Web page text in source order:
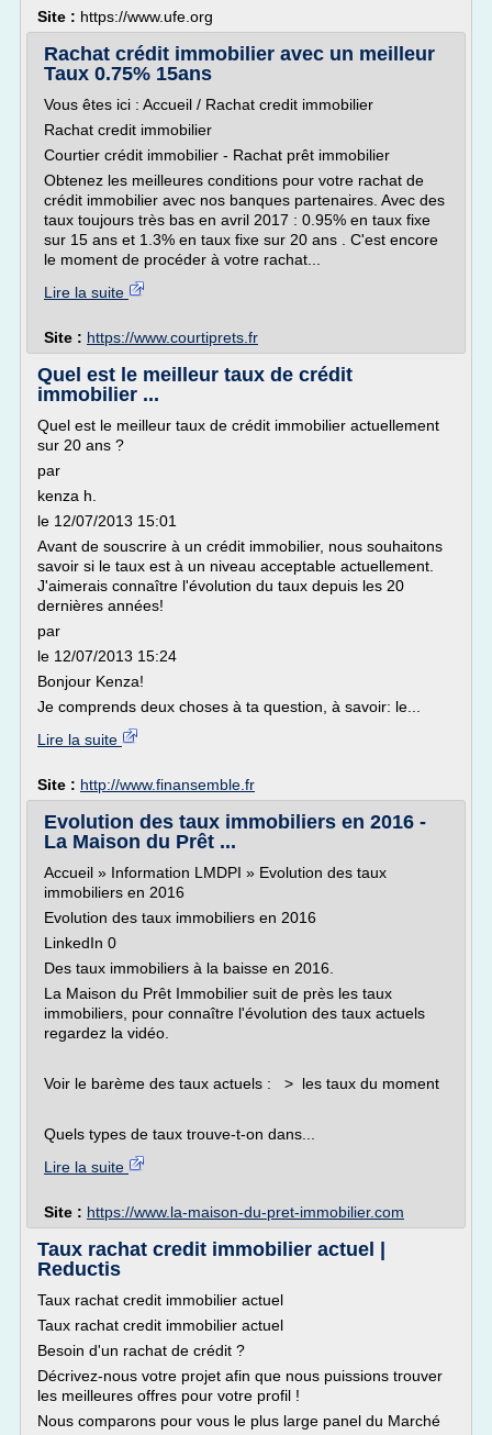
Site : https://www.ufe.org
Rachat crédit immobilier avec un meilleur
Taux 0.75% 15ans
Vous êtes ici : Accueil / Rachat credit immobilier
Rachat credit immobilier
Courtier crédit immobilier - Rachat prêt immobilier
Obtenez les meilleures conditions pour votre rachat de
crédit immobilier avec nos banques partenaires. Avec des
taux toujours très bas en avril 2017 : 0.95% en taux fixe
sur 15 ans et 1.3% en taux fixe sur 20 ans . C'est encore
le moment de procéder à votre rachat...
Lire la suite
Site : https://www.courtiprets.fr
Quel est le meilleur taux de crédit
immobilier ...
Quel est le meilleur taux de crédit immobilier actuellement
sur 20 ans ?
par
kenza h.
le 12/07/2013 15:01
Avant de souscrire à un crédit immobilier, nous souhaitons
savoir si le taux est à un niveau acceptable actuellement.
J'aimerais connaître l'évolution du taux depuis les 20
dernières années!
par
le 12/07/2013 15:24
Bonjour Kenza!
Je comprends deux choses à ta question, à savoir: le...
Lire la suite
Site : http://www.finansemble.fr
Evolution des taux immobiliers en 2016 -
La Maison du Prêt ...
Accueil » Information LMDPI » Evolution des taux
immobiliers en 2016
Evolution des taux immobiliers en 2016
LinkedIn 0
Des taux immobiliers à la baisse en 2016.
La Maison du Prêt Immobilier suit de près les taux
immobiliers, pour connaître l'évolution des taux actuels
regardez la vidéo.
Voir le barème des taux actuels : > les taux du moment
Quels types de taux trouve-t-on dans...
Lire la suite
Site : https://www.la-maison-du-pret-immobilier.com
Taux rachat credit immobilier actuel |
Reductis
Taux rachat credit immobilier actuel
Taux rachat credit immobilier actuel
Besoin d'un rachat de crédit ?
Décrivez-nous votre projet afin que nous puissions trouver
les meilleures offres pour votre profil !
Nous comparons pour vous le plus large panel du Marché